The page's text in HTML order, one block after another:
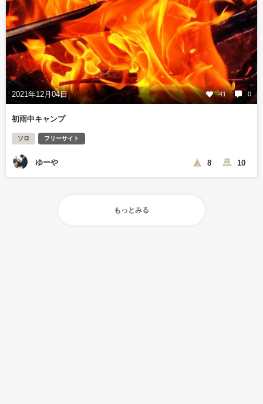
2021年12月04日 41 0
初雨中キャンプ
ソロ フリーサイト
ゆーや 8 10
もっとみる